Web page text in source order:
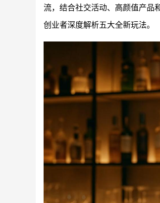
流，结合社交活动、高颜值产品
创业者深度解析五大全新玩法。